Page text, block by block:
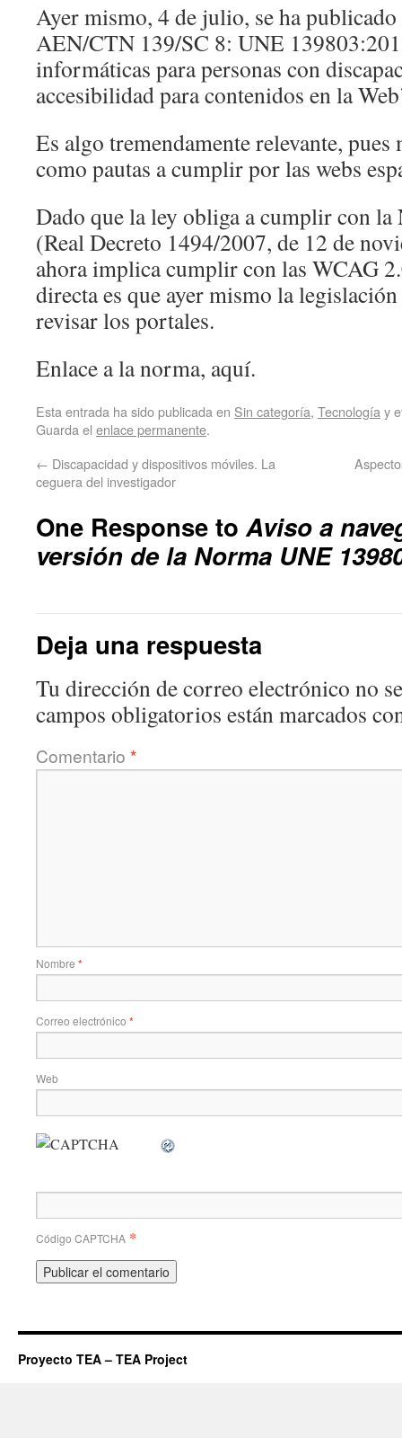
Ayer mismo, 4 de julio, se ha
AEN/CTN 139/SC 8: UNE
informáticas para personas con
accesibilidad para contenidos en la
Es algo tremendamente relevante,
como pautas a cumplir por las webs
Dado que la ley obliga a cumplir con
(Real Decreto 1494/2007, de 12 de
ahora implica cumplir con las WCAG
directa es que ayer mismo la
revisar los portales.
Enlace a la norma, aquí.
Esta entrada ha sido publicada en Sin categoría, Tecnología y
Guarda el enlace permanente.
← Discapacidad y dispositivos móviles. La
ceguera del investigador
One Response toAviso a
versión de la Norma UNE
Deja una respuesta
Tu dirección de correo electrónico no
campos obligatorios están marcados
Comentario *
Nombre *
Correo electrónico *
Web
Código CAPTCHA *
Proyecto TEA – TEA Project